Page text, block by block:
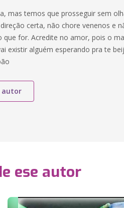
mas temos que prosseguir sem
certa, não chore venenos e
o que for. Acredite no amor, pois o
existir alguém esperando pra te
autor
ese autor